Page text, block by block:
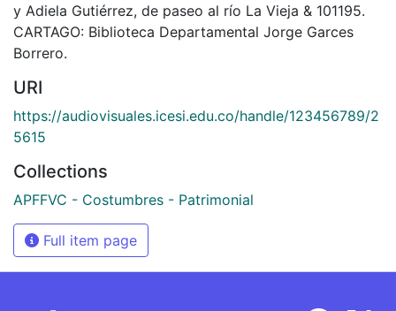
y Adiela Gutiérrez, de paseo al río La Vieja & 101195.
CARTAGO: Biblioteca Departamental Jorge Garces
Borrero.
URI
https://audiovisuales.icesi.edu.co/handle/123456789/2
5615
Collections
APFFVC - Costumbres - Patrimonial
Full item page